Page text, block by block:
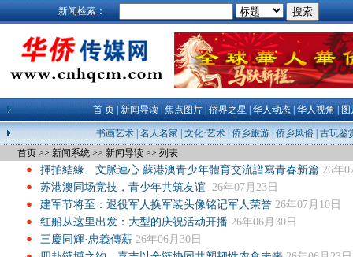
新闻检索：
首 页|新闻导读|焦点图片|侨界之星|华人动态|华人视角|图
书画艺术| 名人名家 文化·艺术| 侨乡旅游| 侨乡风俗| 古玩鉴
首页 >> 新闻系统 >> 新闻导读 >> 列表
揮拍結緣、文脈連心 蘇港澳青少年體育交流譜寫青春新篇 26年
苏港澳同场竞技，青少年共筑友谊 26年07月23日
建军节将至：退役军人换军装头像铭记军人荣誉 26年07月10日
红船从这里出发：大型的庆祝活动开播 26年06月30日
三慶同輝·忠義傳薪 26年06月30日